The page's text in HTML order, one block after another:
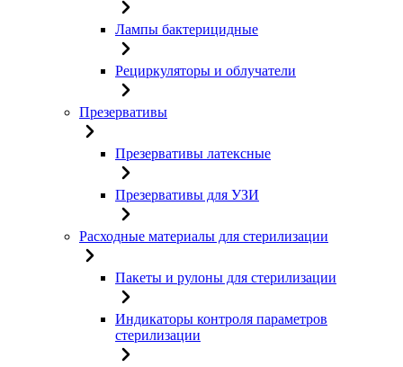
Лампы бактерицидные
Рециркуляторы и облучатели
Презервативы
Презервативы латексные
Презервативы для УЗИ
Расходные материалы для стерилизации
Пакеты и рулоны для стерилизации
Индикаторы контроля параметров
стерилизации